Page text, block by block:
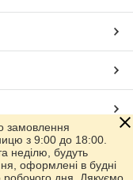
замовлення
з 9:00 до 18:00.
неділю, будуть
оформлені в будні